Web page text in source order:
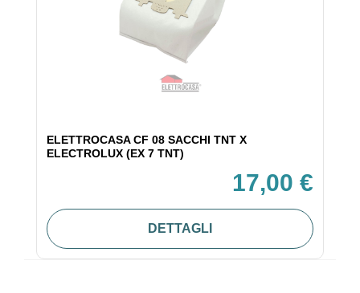
ELETTROCASA CF 08 SACCHI TNT X
ELECTROLUX (EX 7 TNT)
17,00 €
DETTAGLI